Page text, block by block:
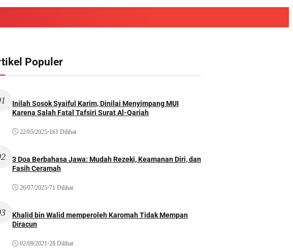
Populer
Inilah Sosok Syaiful Karim, Dinilai Menyimpang MUI
Karena Salah Fatal Tafsiri Surat Al-Qariah
22/05/2025•161 Dilihat
3 Doa Berbahasa Jawa: Mudah Rezeki, Keamanan Diri, dan
Fasih Ceramah
26/07/2025•71 Dilihat
Khalid bin Walid memperoleh Karomah Tidak Mempan
Diracun
02/09/2021•28 Dilihat